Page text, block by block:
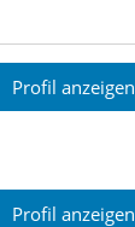
Profil anzeigen
Profil anzeigen